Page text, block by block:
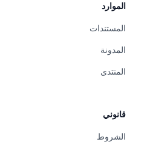
الموارد
المستندات
المدونة
المنتدى
قانوني
الشروط